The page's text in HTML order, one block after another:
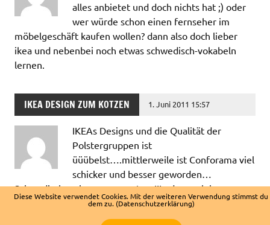
alles anbietet und doch nichts hat ;) oder
wer würde schon einen fernseher im
möbelgeschäft kaufen wollen? dann also doch lieber
ikea und nebenbei noch etwas schwedisch-vokabeln
lernen.
IKEA DESIGN ZUM KOTZEN 1. Juni 2011 15:57
IKEAs Designs und die Qualität der
Polstergruppen ist
üüübelst….mittlerweile ist Conforama viel
schicker und besser geworden…
Schwedisch wohnen war gestern!!! oder noch besser
VORGESTERN!
Diese Website verwendet Cookies. Mit der weiteren Verwendung stimmst du
dem zu. (Datenschutzerklärung)